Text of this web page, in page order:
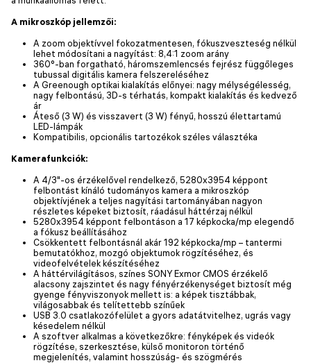
A mikroszkóp jellemzői:
A zoom objektívvel fokozatmentesen, fókuszveszteség nélkül
lehet módosítani a nagyítást: 8,4:1 zoom arány
360°-ban forgatható, háromszemlencsés fejrész függőleges
tubussal digitális kamera felszereléséhez
A Greenough optikai kialakítás előnyei: nagy mélységélesség,
nagy felbontású, 3D-s térhatás, kompakt kialakítás és kedvező
ár
Áteső (3 W) és visszavert (3 W) fényű, hosszú élettartamú
LED-lámpák
Kompatibilis, opcionális tartozékok széles választéka
Kamerafunkciók:
A 4/3"-os érzékelővel rendelkező, 5280x3954 képpont
felbontást kínáló tudományos kamera a mikroszkóp
objektívjének a teljes nagyítási tartományában nagyon
részletes képeket biztosít, ráadásul háttérzaj nélkül
5280x3954 képpont felbontáson a 17 képkocka/mp elegendő
a fókusz beállításához
Csökkentett felbontásnál akár 192 képkocka/mp – tantermi
bemutatókhoz, mozgó objektumok rögzítéséhez, és
videofelvételek készítéséhez
A háttérvilágításos, színes SONY Exmor CMOS érzékelő
alacsony zajszintet és nagy fényérzékenységet biztosít még
gyenge fényviszonyok mellett is: a képek tisztábbak,
világosabbak és telítettebb színűek
USB 3.0 csatlakozófelület a gyors adatátvitelhez, ugrás vagy
késedelem nélkül
A szoftver alkalmas a következőkre: fényképek és videók
rögzítése, szerkesztése, külső monitoron történő
megjelenítés, valamint hosszúság- és szögmérés